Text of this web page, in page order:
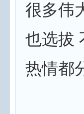
很多伟
也选拔
热情都